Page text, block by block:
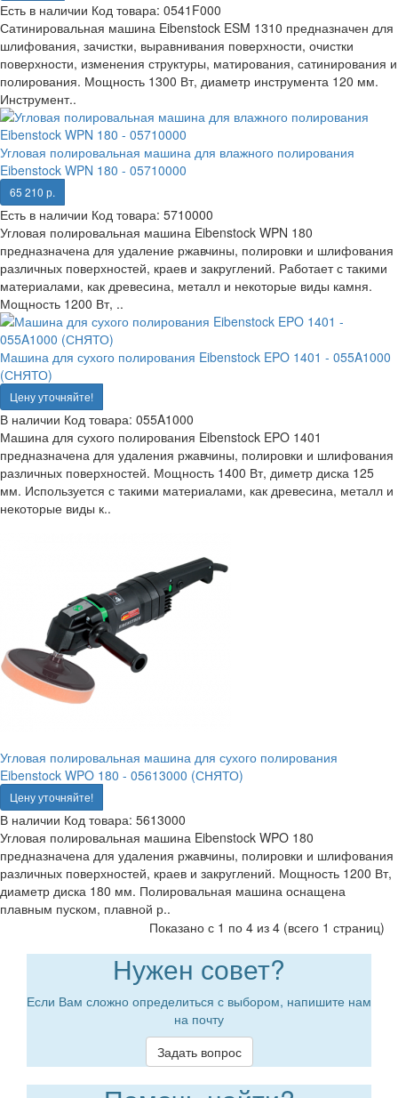
Есть в наличии Код товара: 0541F000
Сатинировальная машина Eibenstock ESM 1310 предназначен для
шлифования, зачистки, выравнивания поверхности, очистки
поверхности, изменения структуры, матирования, сатинирования и
полирования. Мощность 1300 Вт, диаметр инструмента 120 мм.
Инструмент..
Угловая полировальная машина для влажного полирования
Eibenstock WPN 180 - 05710000
65 210 р.
Есть в наличии Код товара: 5710000
Угловая полировальная машина Eibenstock WPN 180
предназначена для удаление ржавчины, полировки и шлифования
различных поверхностей, краев и закруглений. Работает с такими
материалами, как древесина, металл и некоторые виды камня.
Мощность 1200 Вт, ..
Машина для сухого полирования Eibenstock EPO 1401 - 055A1000
(СНЯТО)
Цену уточняйте!
В наличии Код товара: 055A1000
Машина для сухого полирования Eibenstock EPO 1401
предназначена для удаления ржавчины, полировки и шлифования
различных поверхностей. Мощность 1400 Вт, диметр диска 125
мм. Используется с такими материалами, как древесина, металл и
некоторые виды к..
Угловая полировальная машина для сухого полирования
Eibenstock WPO 180 - 05613000 (СНЯТО)
Цену уточняйте!
В наличии Код товара: 5613000
Угловая полировальная машина Eibenstock WPO 180
предназначена для удаления ржавчины, полировки и шлифования
различных поверхностей, краев и закруглений. Мощность 1200 Вт,
диаметр диска 180 мм. Полировальная машина оснащена
плавным пуском, плавной р..
Показано с 1 по 4 из 4 (всего 1 страниц)
Нужен совет?
Если Вам сложно определиться с выбором, напишите нам
на почту
Задать вопрос